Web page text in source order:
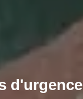
d'urgence